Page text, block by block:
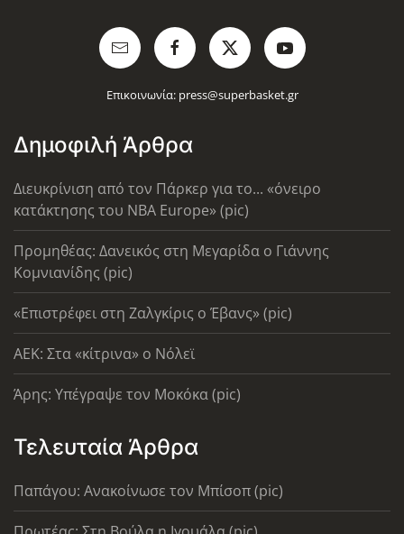
Επικοινωνία: press@superbasket.gr
Δημοφιλή Άρθρα
Διευκρίνιση από τον Πάρκερ για το... «όνειρο
κατάκτησης του ΝΒΑ Europe» (pic)
Προμηθέας: Δανεικός στη Μεγαρίδα ο Γιάννης
Κομνιανίδης (pic)
«Επιστρέφει στη Ζαλγκίρις ο Έβανς» (pic)
AEK: Στα «κίτρινα» ο Νόλεϊ
Άρης: Υπέγραψε τον Μοκόκα (pic)
Τελευταία Άρθρα
Παπάγου: Ανακοίνωσε τον Μπίσοπ (pic)